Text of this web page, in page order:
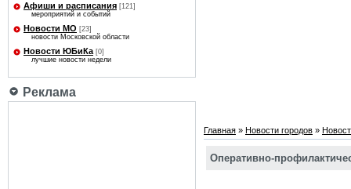
Афиши и расписания [121]
мероприятий и событий
Новости МО [23]
новости Московской области
Новости ЮБиКа [0]
лучшие новости недели
Реклама
Главная » Новости городов »
Оперативно-